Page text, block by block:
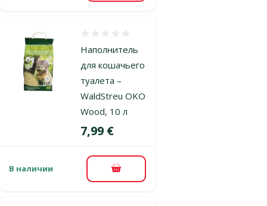
Наполнитель
для кошачьего
туалета –
WaldStreu OKO
Wood, 10 л
Цена
7,99 €
В наличии В корзину